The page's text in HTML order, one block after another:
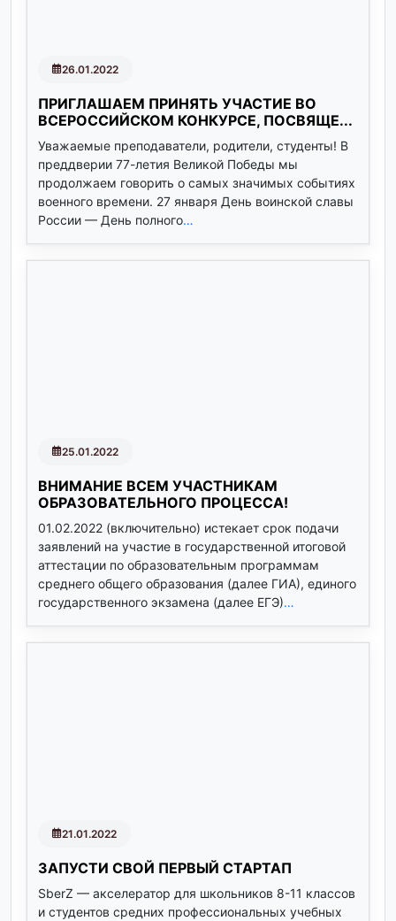
26.01.2022
ПРИГЛАШАЕМ ПРИНЯТЬ УЧАСТИЕ ВО
ВСЕРОССИЙСКОМ КОНКУРСЕ, ПОСВЯЩЕ...
Уважаемые преподаватели, родители, студенты! В
преддверии 77-летия Великой Победы мы
продолжаем говорить о самых значимых событиях
военного времени. 27 января День воинской славы
России — День полного…
25.01.2022
ВНИМАНИЕ ВСЕМ УЧАСТНИКАМ
ОБРАЗОВАТЕЛЬНОГО ПРОЦЕССА!
01.02.2022 (включительно) истекает срок подачи
заявлений на участие в государственной итоговой
аттестации по образовательным программам
среднего общего образования (далее ГИА), единого
государственного экзамена (далее ЕГЭ)…
21.01.2022
ЗАПУСТИ СВОЙ ПЕРВЫЙ СТАРТАП
SberZ — акселератор для школьников 8-11 классов
и студентов средних профессиональных учебных